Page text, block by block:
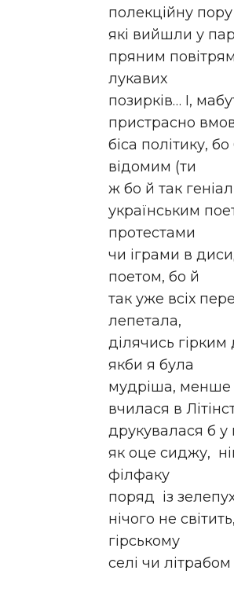
полекційну
які вийшли у
пряним
лукавих
позирків… І,
пристрасно
біса політику,
відомим (ти
ж бо й так
українським
протестами
чи іграми в
поетом, бо й
так уже всіх
лепетала,
ділячись
якби я була
мудріша, менше
вчилася в
друкувалася б
як оце сиджу,
філфаку
поряд із
нічого не
гірському
селі чи